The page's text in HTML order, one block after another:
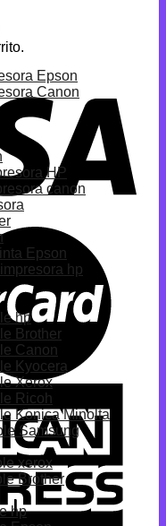
Epson
Canon
HP
canon
Epson
hp
hp
Brother
Canon
Kyocera
Xerox
Ricoh
Konica Minolta
Samsung
xerox
Brother
hp